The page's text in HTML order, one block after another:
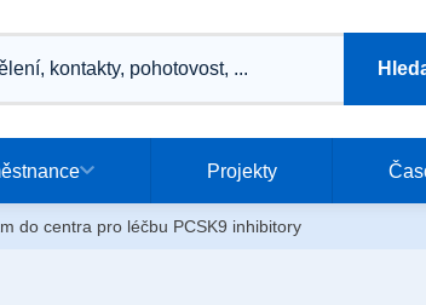
Projekty
do centra pro léčbu PCSK9 inhibitory